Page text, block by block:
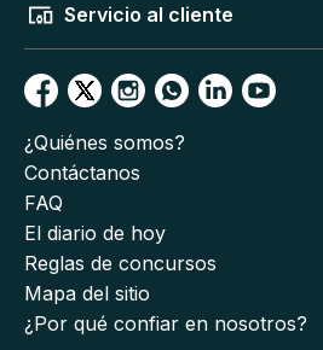
Servicio al cliente
¿Quiénes somos?
Contáctanos
FAQ
El diario de hoy
Reglas de concursos
Mapa del sitio
¿Por qué confiar en nosotros?